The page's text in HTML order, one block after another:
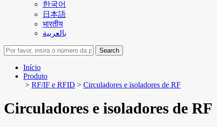
한국어
日本語
भारतीय
بالعربية
Search
Início
Produto
> RF/IF e RFID > Circuladores e isoladores de RF
Circuladores e isoladores de RF